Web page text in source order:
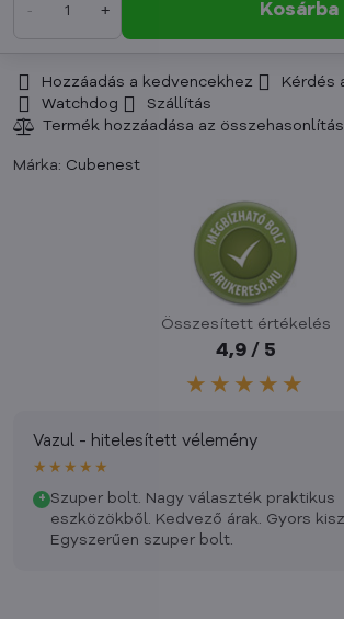
Kosárba
Hozzáadás a kedvencekhez
Kérdés
Watchdog
Szállítás
Márka: Cubenest
Összesített értékelés
4,9 / 5
★★★★★
Vazul - hitelesített vélemény
★★★★★
+ Szuper bolt. Nagy választék praktikus
eszközökből. Kedvező árak. Gyors
Egyszerűen szuper bolt.